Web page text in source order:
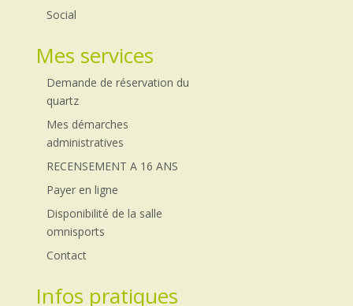
Social
Mes services
Demande de réservation du
quartz
Mes démarches
administratives
RECENSEMENT A 16 ANS
Payer en ligne
Disponibilité de la salle
omnisports
Contact
Infos pratiques